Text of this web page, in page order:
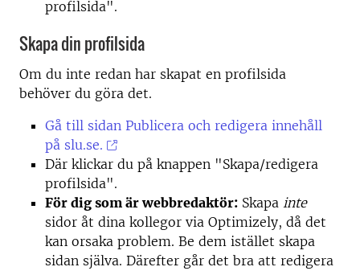
profilsida".
Skapa din profilsida
Om du inte redan har skapat en profilsida
behöver du göra det.
Gå till sidan Publicera och redigera innehåll
på slu.se.
Där klickar du på knappen "Skapa/redigera
profilsida".
För dig som är webbredaktör: Skapa inte
sidor åt dina kollegor via Optimizely, då det
kan orsaka problem. Be dem istället skapa
sidan själva. Därefter går det bra att redigera